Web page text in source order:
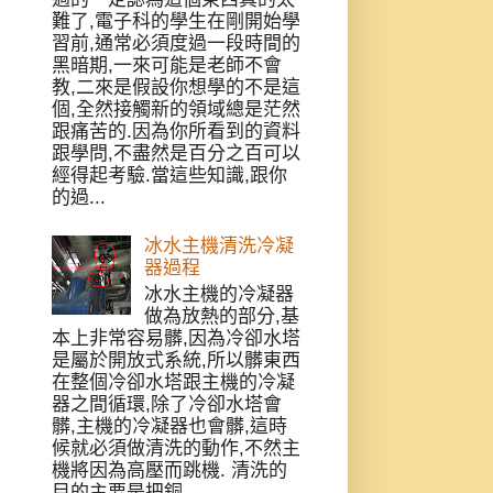
難了,電子科的學生在剛開始學
習前,通常必須度過一段時間的
黑暗期,一來可能是老師不會
教,二來是假設你想學的不是這
個,全然接觸新的領域總是茫然
跟痛苦的.因為你所看到的資料
跟學問,不盡然是百分之百可以
經得起考驗.當這些知識,跟你
的過...
冰水主機清洗冷凝
器過程
冰水主機的冷凝器
做為放熱的部分,基
本上非常容易髒,因為冷卻水塔
是屬於開放式系統,所以髒東西
在整個冷卻水塔跟主機的冷凝
器之間循環,除了冷卻水塔會
髒,主機的冷凝器也會髒,這時
候就必須做清洗的動作,不然主
機將因為高壓而跳機. 清洗的